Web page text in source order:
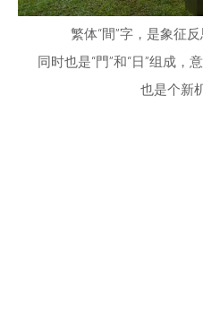
繁体“間”字，是象征
同时也是“⾨”和“日”组成，
也是个新